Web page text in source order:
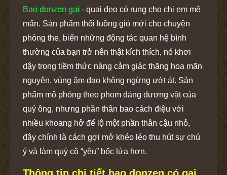
Bao donzen gai - quai đeo có rung cho chị em mê
mẩn. Sản phẩm thổi luồng gió mới cho chuyện
phòng the, biến những động tác quan hệ bình
thường của bạn trở nên thật kích thích, nó khơi
dậy trong tiềm thức nàng cảm giác thăng hoa mãn
nguyện, vùng âm đạo không ngừng ướt át. Sản
phẩm mô phỏng theo phom dáng dương vật của
quý ông, nhưng phần thân bao cách điệu với
nhiều khoang hở để lộ một phần thân cậu nhỏ,
đây chính là cách gợi mở khéo léo thu hút sự chú
ý và làm quý cô “yêu” bốc lửa hơn.